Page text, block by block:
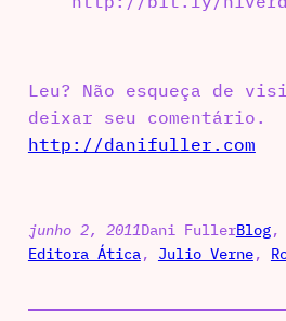
Leu? Não esqueça de
deixar seu comentário.
http://danifuller.com
junho 2, 2011Dani FullerBlog,
Editora Ática, Julio Verne,